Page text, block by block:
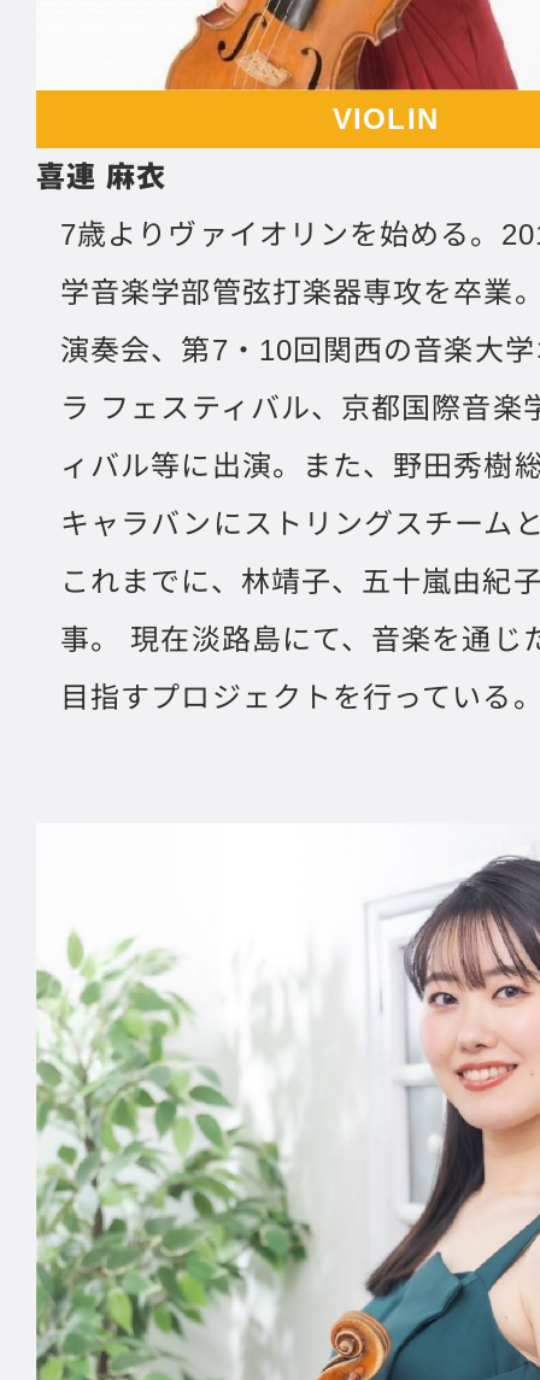
VIOLIN
喜連 麻衣
7歳よりヴァイオリンを始める。
学音楽学部管弦打楽器専攻を卒業
演奏会、第7・10回関西の音楽大
ラ フェスティバル、京都国際音楽
ィバル等に出演。また、野田秀樹
キャラバンにストリングスチーム
これまでに、林靖子、五十嵐由紀
事。 現在淡路島にて、音楽を通じ
目指すプロジェクトを行っている